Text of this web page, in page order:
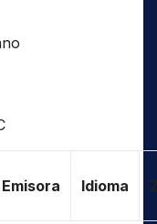
Emisora Idioma